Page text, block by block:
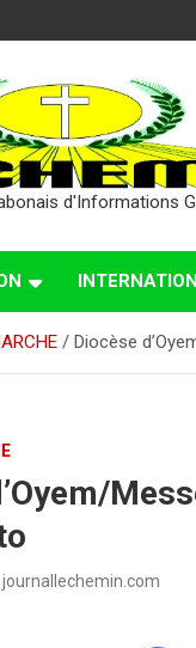
d'Informations
Diocèse
journallechemin.com